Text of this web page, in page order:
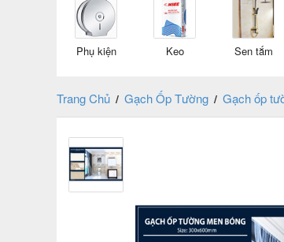
Phụ kiện Keo Sen tắm
Trang Chủ / Gạch Ốp Tường / Gạch ốp